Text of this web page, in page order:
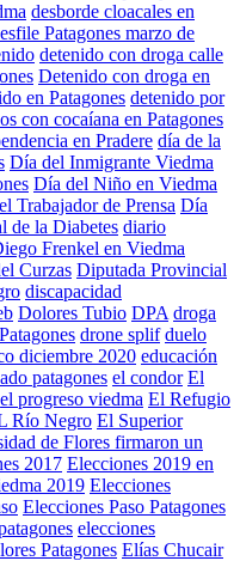
desborde cloacales en
Patagones marzo de
detenido con droga calle
Detenido con droga en
en Patagones detenido por
con cocaíana en Patagones
en Pradere día de la
Día del Inmigrante Viedma
Día del Niño en Viedma
Trabajador de Prensa Día
de la Diabetes diario
Frenkel en Viedma
Curzas Diputada Provincial
discapacidad
Dolores Tubio DPA droga
drone splif duelo
diciembre 2020 educación
patagones el condor El
el progreso viedma El Refugio
Río Negro El Superior
de Flores firmaron un
2017 Elecciones 2019 en
2019 Elecciones
Elecciones Paso Patagones
elecciones
Patagones Elías Chucair